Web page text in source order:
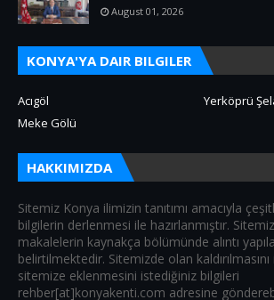
August 01, 2026
KONYA'YA DAIR BILGILER
Acıgöl
Yerköprü
Meke Gölü
HAKKIMIZDA
Sitemiz Konya ilimizin tanıtımı amacıyla
bilgilerin derlenmesi ile hazırlanmıştır.
makalelerin kaynakça bölümünde alıntı
belirtilmektedir. Sitemizde olan
sitemize eklenmesini istediğiniz bilgileri
rehber[at]konyakenti.com adresine